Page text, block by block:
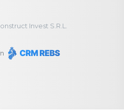
Invest S.R.L.